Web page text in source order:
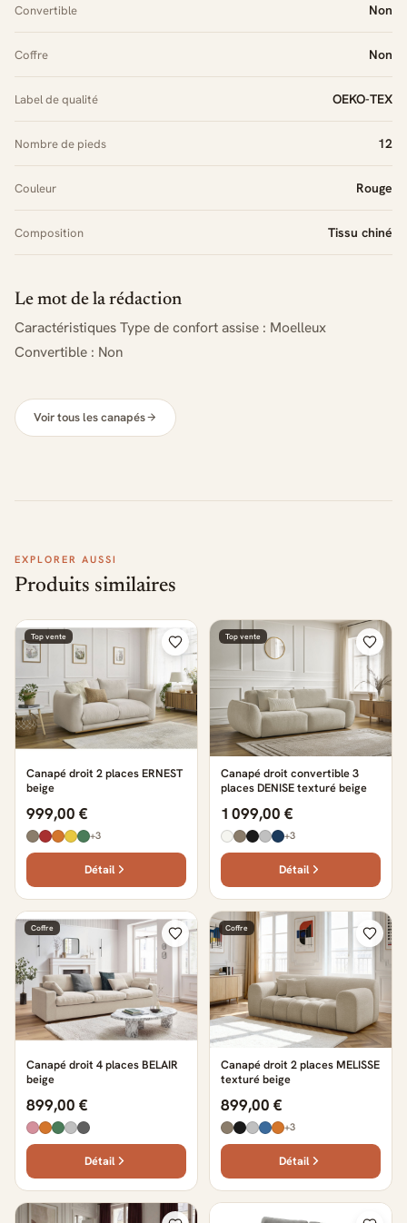
Convertible Non
Coffre Non
Label de qualité OEKO-TEX
Nombre de pieds 12
Couleur Rouge
Composition Tissu chiné
Le mot de la rédaction
Caractéristiques Type de confort assise : Moelleux
Convertible : Non
Voir tous les canapés
EXPLORER AUSSI
Produits similaires
Top vente
Canapé droit 2 places ERNEST
beige
999,00 €
+3
Détail
Top vente
Canapé droit convertible 3
places DENISE texturé beige
1 099,00 €
+3
Détail
Coffre
Canapé droit 4 places BELAIR
beige
899,00 €
Détail
Coffre
Canapé droit 2 places MELISSE
texturé beige
899,00 €
+3
Détail